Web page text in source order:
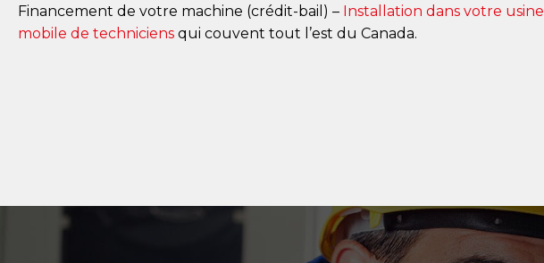
Financement de votre machine (crédit-bail) – Installation dans votre usine
mobile de techniciens qui couvent tout l’est du Canada.